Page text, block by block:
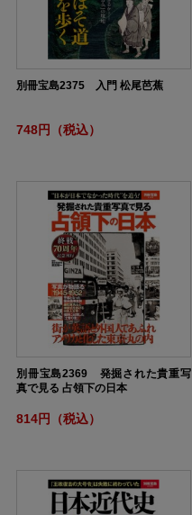
別冊宝島2375 入門 松尾芭蕉
748円（税込）
別冊宝島2369 発掘された貴重写
真で見る 占領下の日本
814円（税込）